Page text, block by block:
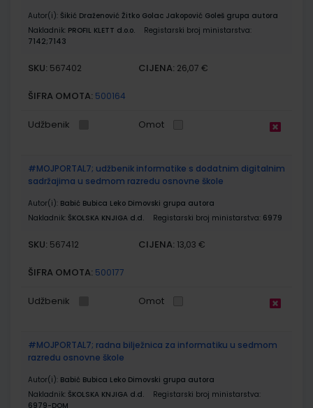
Autor(i): Šikić Draženović Žitko Golac Jakopović Goleš grupa autora
Nakladnik: PROFIL KLETT d.o.o.
Registarski broj ministarstva:
7142;7143
SKU: 567402 CIJENA: 26,07 €
ŠIFRA OMOTA: 500164
Udžbenik Omot
#MOJPORTAL7; udžbenik informatike s dodatnim digitalnim
sadržajima u sedmom razredu osnovne škole
Autor(i): Babić Bubica Leko Dimovski grupa autora
Nakladnik: ŠKOLSKA KNJIGA d.d. Registarski broj ministarstva: 6979
SKU: 567412 CIJENA: 13,03 €
ŠIFRA OMOTA: 500177
Udžbenik Omot
#MOJPORTAL7; radna bilježnica za informatiku u sedmom
razredu osnovne škole
Autor(i): Babić Bubica Leko Dimovski grupa autora
Nakladnik: ŠKOLSKA KNJIGA d.d.
Registarski broj ministarstva:
6979-DOM